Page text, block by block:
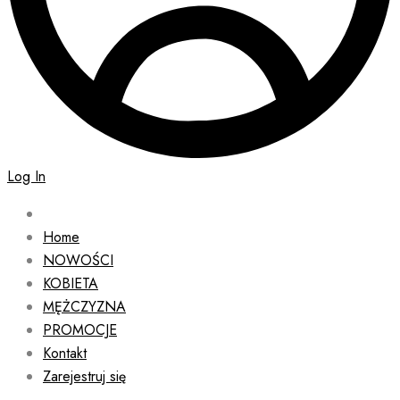
Log In
Home
NOWOŚCI
KOBIETA
MĘŻCZYZNA
PROMOCJE
Kontakt
Zarejestruj się